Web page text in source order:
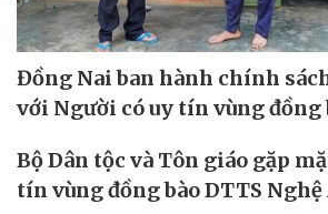
Đồng Nai ban hành chính
với Người có uy tín vùng đồng
Bộ Dân tộc và Tôn giáo gặp
tín vùng đồng bào DTTS Nghệ